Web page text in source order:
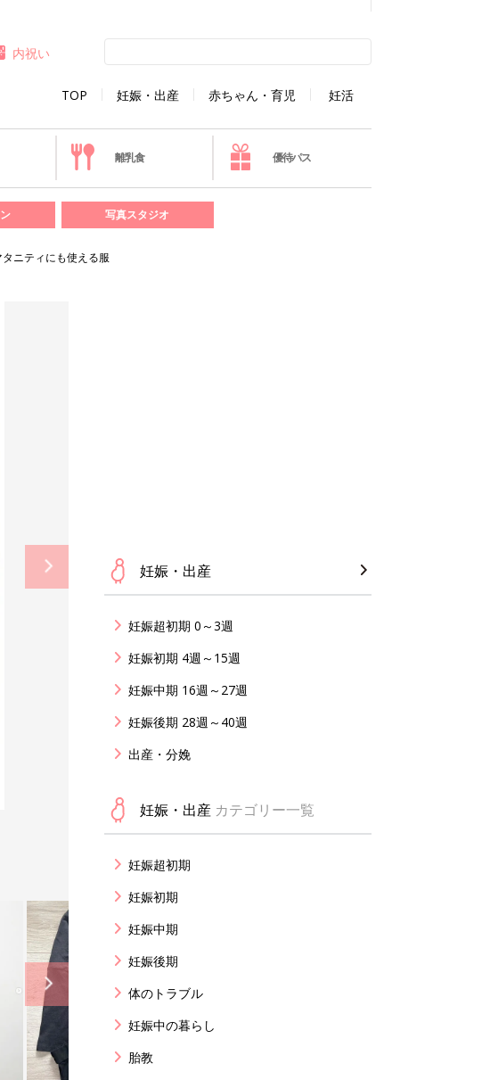
TOP 妊娠・出産 赤ちゃん・育児 妊活
内祝い
離乳食 優待パス
写真スタジオ
ニティにも使える服
妊娠・出産
妊娠超初期 0～3週
妊娠初期 4週～15週
妊娠中期 16週～27週
妊娠後期 28週～40週
出産・分娩
妊娠・出産 カテゴリー一覧
妊娠超初期
妊娠初期
妊娠中期
妊娠後期
体のトラブル
妊娠中の暮らし
胎教